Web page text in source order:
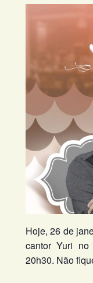
Hoje, 26 de
cantor Yuri
20h30. Não